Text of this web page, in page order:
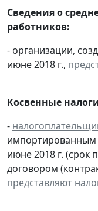
Сведения о
работников:
- организации,
июне 2018 г.,
Косвенные
-
импортированным
июне 2018 г. (срок
договором
представляют